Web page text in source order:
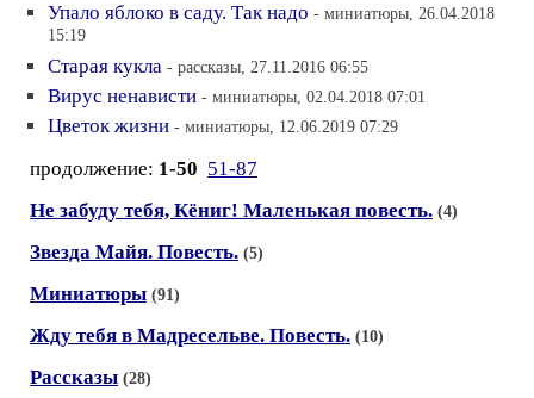
Упало яблоко в саду. Так надо - миниатюры, 26.04.2018
15:19
Старая кукла - рассказы, 27.11.2016 06:55
Вирус ненависти - миниатюры, 02.04.2018 07:01
Цветок жизни - миниатюры, 12.06.2019 07:29
продолжение: 1-50 51-87
Не забуду тебя, Кёниг! Маленькая повесть. (4)
Звезда Майя. Повесть. (5)
Миниатюры (91)
Жду тебя в Мадресельве. Повесть. (10)
Рассказы (28)